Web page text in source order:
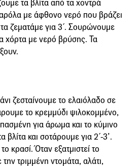
τα βλίτα από τα χοντρά
με άφθονο νερό που βράζει
τα ζεματάμε για 3΄. Σουρώνουμε
χόρτα με νερό βρύσης. Τα
ζεσταίνουμε το ελαιόλαδο σε
το κρεμμύδι ψιλοκομμένο,
για άρωμα και το κύμινο
βλίτα και σοτάρουμε για 2΄-3’.
κρασί. Όταν εξατμιστεί το
τριμμένη ντομάτα, αλάτι,